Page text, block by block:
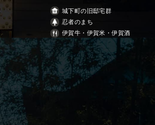
城下町の旧邸宅群
忍者のまち
伊賀牛・伊賀米・伊賀酒